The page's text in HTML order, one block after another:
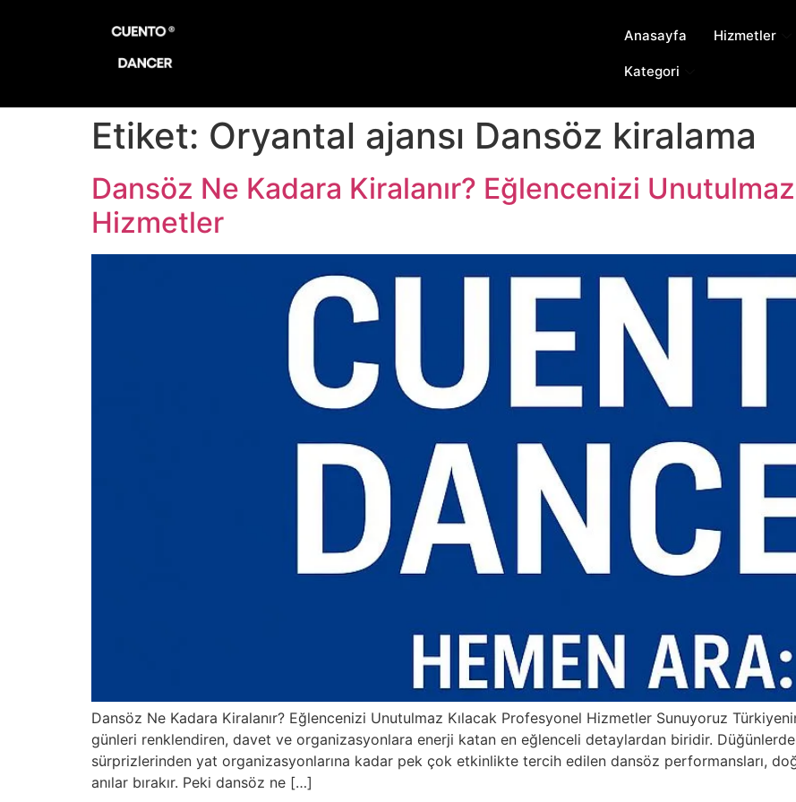
Anasayfa Hizmetler
Kategori
Etiket: Oryantal ajansı Dansöz kiralama
Dansöz Ne Kadara Kiralanır? Eğlencenizi
Hizmetler
Dansöz Ne Kadara Kiralanır? Eğlencenizi Unutulmaz Kılacak Profesyonel Hizmetler Sunuyoruz
günleri renklendiren, davet ve organizasyonlara enerji katan en eğlenceli detaylardan biridir.
sürprizlerinden yat organizasyonlarına kadar pek çok etkinlikte tercih edilen dansöz performansları,
anılar bırakır. Peki dansöz ne […]